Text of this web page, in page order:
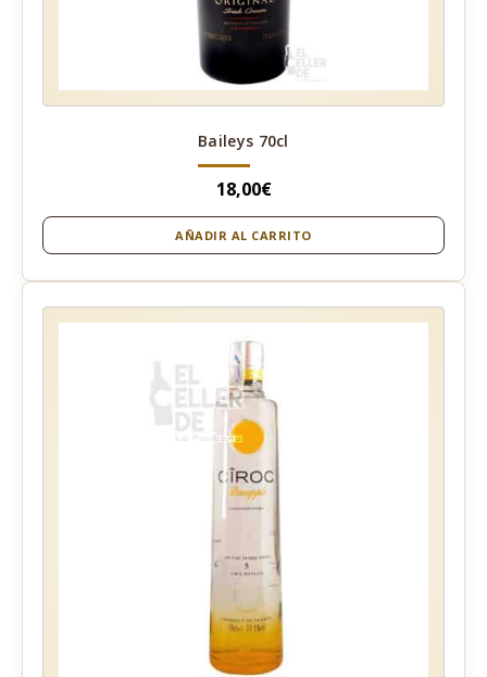
Baileys 70cl
18,00€
AÑADIR AL CARRITO